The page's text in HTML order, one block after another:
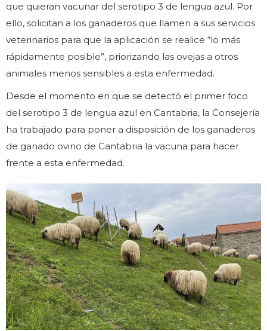
que quieran vacunar del serotipo 3 de lengua azul. Por
ello, solicitan a los ganaderos que llamen a sus servicios
veterinarios para que la aplicación se realice “lo más
rápidamente posible”, priorizando las ovejas a otros
animales menos sensibles a esta enfermedad.
Desde el momento en que se detectó el primer foco
del serotipo 3 de lengua azul en Cantabria, la Consejería
ha trabajado para poner a disposición de los ganaderos
de ganado ovino de Cantabria la vacuna para hacer
frente a esta enfermedad.